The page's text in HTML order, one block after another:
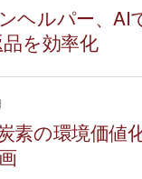
ヘルパー、AI
を効率化
素の環境価値化